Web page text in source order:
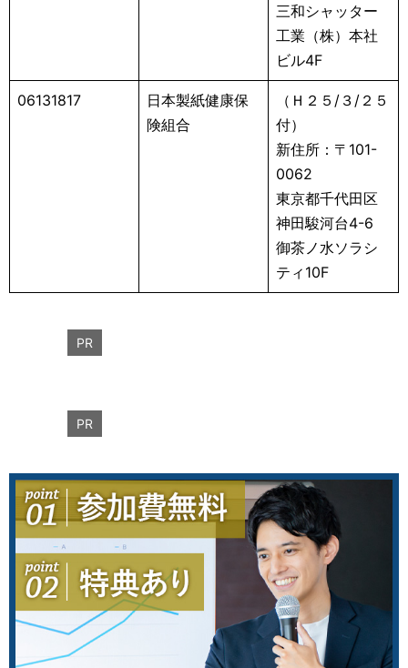
三和シャッター
工業（株）本社
ビル4F
06131817
日本製紙健康保
険組合
（Ｈ２５/３/２５
付）
新住所：〒101-
0062
東京都千代田区
神田駿河台4-6
御茶ノ水ソラシ
ティ10F
PR
PR